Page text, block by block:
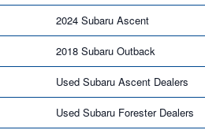
2024 Subaru Ascent
2018 Subaru Outback
Used Subaru Ascent Dealers
Used Subaru Forester Dealers